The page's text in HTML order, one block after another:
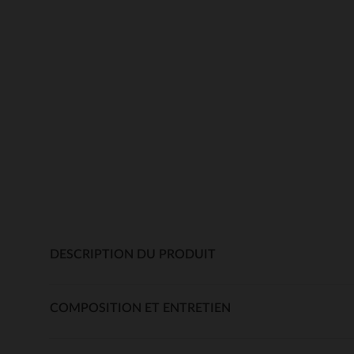
DESCRIPTION DU PRODUIT
COMPOSITION ET ENTRETIEN